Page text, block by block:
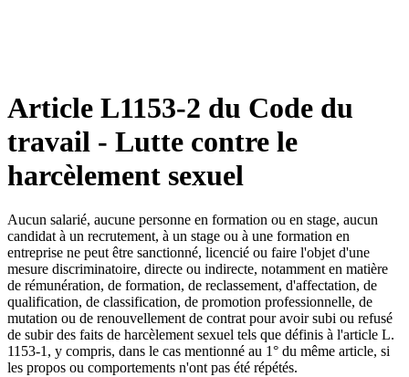
Article L1153-2 du Code du
travail - Lutte contre le
harcèlement sexuel
Aucun salarié, aucune personne en formation ou en stage, aucun
candidat à un recrutement, à un stage ou à une formation en
entreprise ne peut être sanctionné, licencié ou faire l'objet d'une
mesure discriminatoire, directe ou indirecte, notamment en matière
de rémunération, de formation, de reclassement, d'affectation, de
qualification, de classification, de promotion professionnelle, de
mutation ou de renouvellement de contrat pour avoir subi ou refusé
de subir des faits de harcèlement sexuel tels que définis à l'article L.
1153-1, y compris, dans le cas mentionné au 1° du même article, si
les propos ou comportements n'ont pas été répétés.